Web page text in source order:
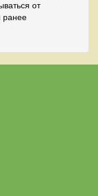
от
ранее